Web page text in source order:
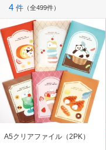
4 件 全499件
A5クリアファイル（2PK）